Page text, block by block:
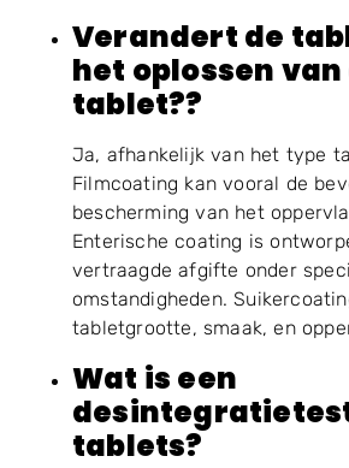
Verandert de
het oplossen van
tablet??
Ja, afhankelijk van het type
Filmcoating kan vooral de
bescherming van het
Enterische coating is
vertraagde afgifte onder
omstandigheden.
tabletgrootte, smaak, en
Wat is een
tablets?